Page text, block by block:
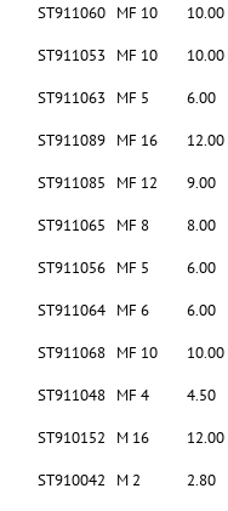
ST911060 MF 10 10.00
ST911053 MF 10 10.00
ST911063 MF 5 6.00
ST911089 MF 16 12.00
ST911085 MF 12 9.00
ST911065 MF 8 8.00
ST911056 MF 5 6.00
ST911064 MF 6 6.00
ST911068 MF 10 10.00
ST911048 MF 4 4.50
ST910152 M 16 12.00
ST910042 M 2 2.80